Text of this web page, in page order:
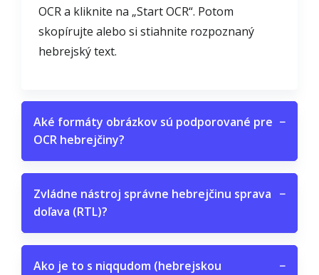
OCR a kliknite na „Start OCR“. Potom
skopírujte alebo si stiahnite rozpoznaný
hebrejský text.
Aké formáty obrázkov sú podporované pre
OCR hebrejčiny?
−
Zvládne nástroj správne hebrejčinu sprava
doľava (RTL)?
−
Ako je to s niqqudom (hebrejskou
−